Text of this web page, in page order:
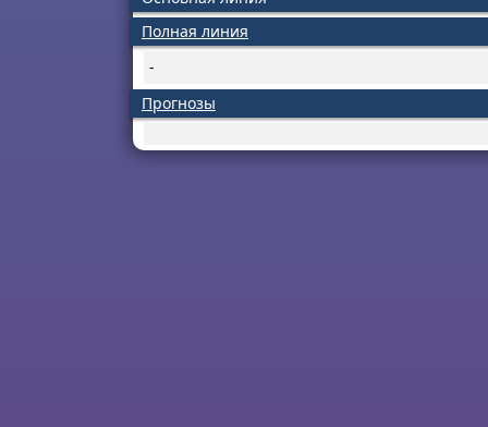
Полная линия
-
Прогнозы